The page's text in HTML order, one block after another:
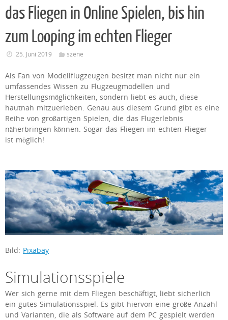
das Fliegen in Online Spielen, bis hin
zum Looping im echten Flieger
25. Juni 2019 szene
Als Fan von Modellflugzeugen besitzt man nicht nur ein
umfassendes Wissen zu Flugzeugmodellen und
Herstellungsmöglichkeiten, sondern liebt es auch, diese
hautnah mitzuerleben. Genau aus diesem Grund gibt es eine
Reihe von großartigen Spielen, die das Flugerlebnis
näherbringen können. Sogar das Fliegen im echten Flieger
ist möglich!
Bild: Pixabay
Simulationsspiele
Wer sich gerne mit dem Fliegen beschäftigt, liebt sicherlich
ein gutes Simulationsspiel. Es gibt hiervon eine große Anzahl
und Varianten, die als Software auf dem PC gespielt werden